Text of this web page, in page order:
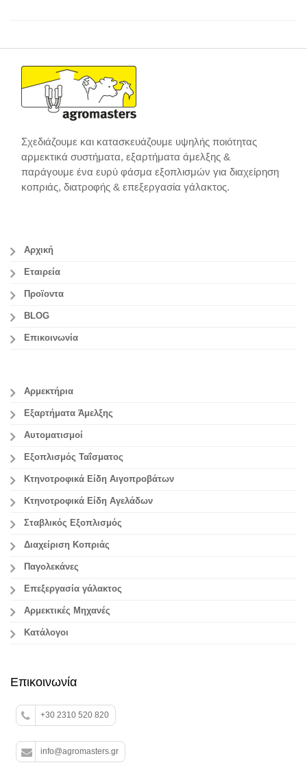
Σχεδιάζουμε και κατασκευάζουμε υψηλής ποιότητας
αρμεκτικά συστήματα, εξαρτήματα άμελξης &
παράγουμε ένα ευρύ φάσμα εξοπλισμών για διαχείρηση
κοπριάς, διατροφής & επεξεργασία γάλακτος.
Αρχική
Εταιρεία
Προϊοντα
BLOG
Επικοινωνία
Αρμεκτήρια
Εξαρτήματα Άμελξης
Αυτοματισμοί
Εξοπλισμός Ταΐσματος
Κτηνοτροφικά Είδη Αιγοπροβάτων
Κτηνοτροφικά Είδη Αγελάδων
Σταβλικός Εξοπλισμός
Διαχείριση Κοπριάς
Παγολεκάνες
Επεξεργασία γάλακτος
Aρμεκτικές Μηχανές
Κατάλογοι
Επικοινωνία
+30 2310 520 820
info@agromasters.gr